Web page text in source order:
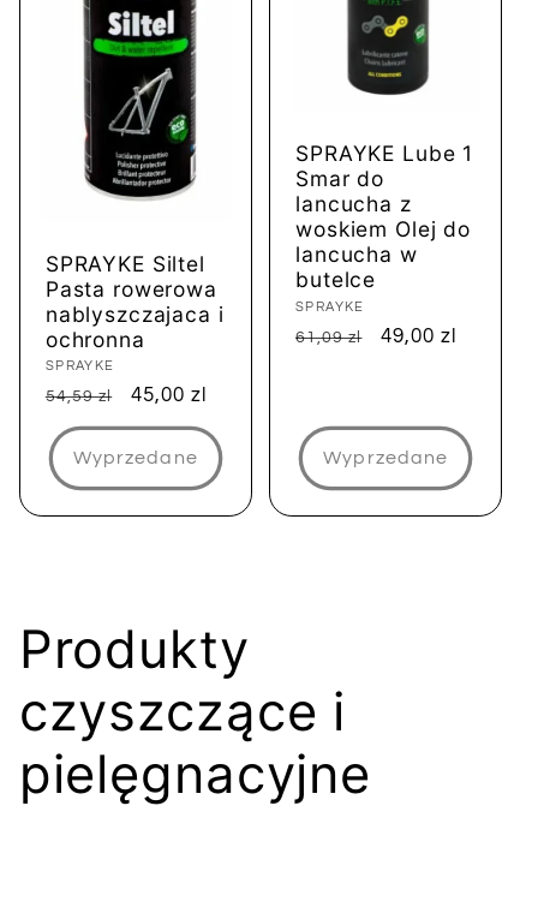
SPRAYKE Siltel
Pasta rowerowa
nablyszczajaca i
ochronna
Dostawca:
SPRAYKE
Cena
regularna
54,59 zl
Cena
sprzedaży
45,00 zl
Wyprzedane
SPRAYKE Lube 1
Smar do
lancucha z
woskiem Olej do
lancucha w
butelce
Dostawca:
SPRAYKE
Cena
61,09 zl
Cena
49,00 zl
Wyprzedane
K
o
l
Produkty
czyszczące i
pielęgnacyjne